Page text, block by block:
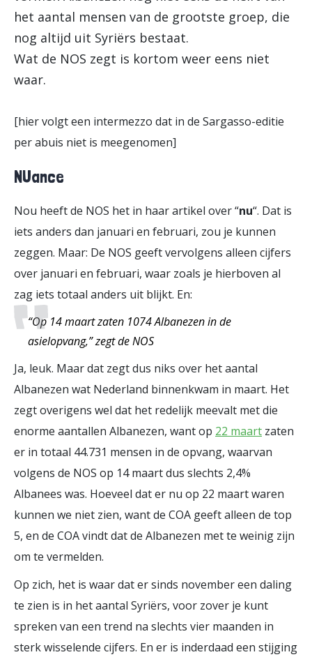
het aantal mensen van de grootste groep, die
nog altijd uit Syriërs bestaat.
Wat de NOS zegt is kortom weer eens niet
waar.
[hier volgt een intermezzo dat in de Sargasso-editie
per abuis niet is meegenomen]
NUance
Nou heeft de NOS het in haar artikel over “nu“. Dat is
iets anders dan januari en februari, zou je kunnen
zeggen. Maar: De NOS geeft vervolgens alleen cijfers
over januari en februari, waar zoals je hierboven al
zag iets totaal anders uit blijkt. En:
“Op 14 maart zaten 1074 Albanezen in de
asielopvang,” zegt de NOS
Ja, leuk. Maar dat zegt dus niks over het aantal
Albanezen wat Nederland binnenkwam in maart. Het
zegt overigens wel dat het redelijk meevalt met die
enorme aantallen Albanezen, want op 22 maart zaten
er in totaal 44.731 mensen in de opvang, waarvan
volgens de NOS op 14 maart dus slechts 2,4%
Albanees was. Hoeveel dat er nu op 22 maart waren
kunnen we niet zien, want de COA geeft alleen de top
5, en de COA vindt dat de Albanezen met te weinig zijn
om te vermelden.
Op zich, het is waar dat er sinds november een daling
te zien is in het aantal Syriërs, voor zover je kunt
spreken van een trend na slechts vier maanden in
sterk wisselende cijfers. En er is inderdaad een stijging